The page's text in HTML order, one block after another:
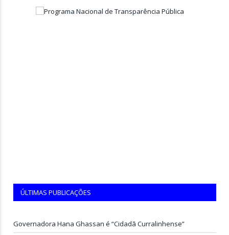
ÚLTIMAS PUBLICAÇÕES
Governadora Hana Ghassan é “Cidadã Curralinhense”